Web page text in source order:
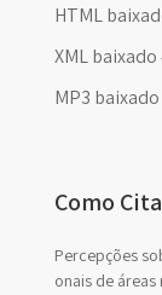
HTML
XML baixado
MP3 baixado
Como
Percepções
onais de